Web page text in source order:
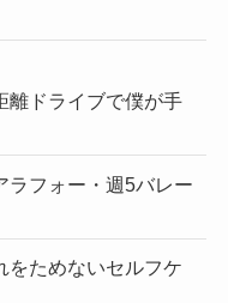
離ドライブで僕が手
ラフォー・週5バレー
をためないセルフケ